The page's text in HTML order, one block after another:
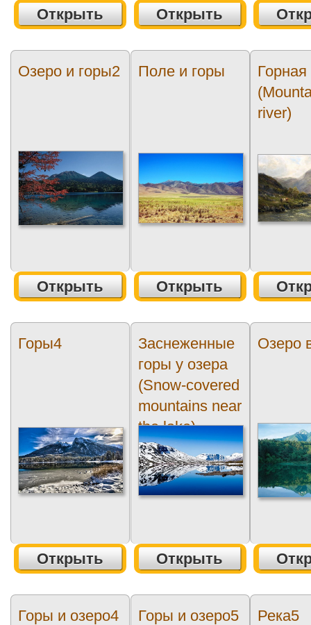
Открыть Открыть
Озеро и горы2
Открыть
Поле и горы
Открыть
Горная
river)
Горы4
Открыть
Заснеженные
горы у озера
(Snow-covered
mountains near
the lake)
Открыть
Озеро
Горы и озеро4 Горы и озеро5 Река5